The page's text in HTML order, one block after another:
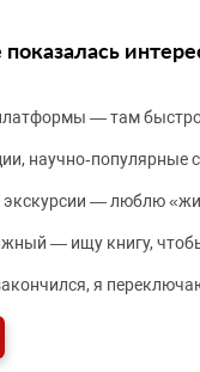
— там
экскурсии — люблю
— ищу книгу,
я